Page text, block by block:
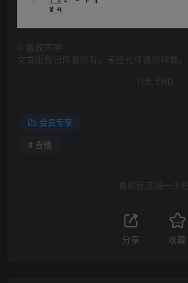
版权声明
文章版权归作者所有，未经允许请勿转载。
THE END
会员专享
# 吉他
喜欢就支持一下吧
分享 收藏